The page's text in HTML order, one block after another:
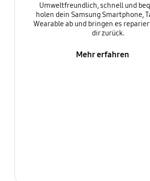
Umweltfreundlich, schnell und
holen dein Samsung Smartphone,
Wearable ab und bringen es
dir zurück.
Mehr erfahren